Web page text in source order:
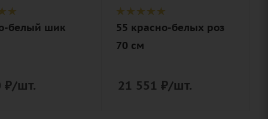
белый шик
₽/шт.
55 красно-белых роз
70 см
21 551 ₽/шт.